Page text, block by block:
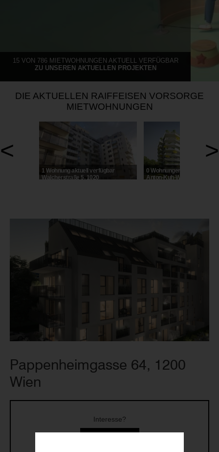
15 VON 786 MIETWOHNUNGEN AKTUELL VERFÜGBAR
ZU UNSEREN AKTUELLEN PROJEKTEN
DIE AKTUELLEN RAIFFEISEN VORSORGE
MIETWOHNUNGEN
< >
1 Wohnung aktuell verfügbar
Walcherstraße 5, 1020
0 Wohnungen aktuell
Anton-Kuh-Weg 5, 1030
Pappenheimgasse 64, 1200
Wien
Interesse?